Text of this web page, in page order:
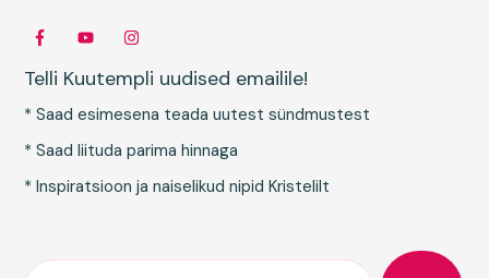
Telli Kuutempli uudised emailile!
* Saad esimesena teada uutest sündmustest
* Saad liituda parima hinnaga
* Inspiratsioon ja naiselikud nipid Kristelilt